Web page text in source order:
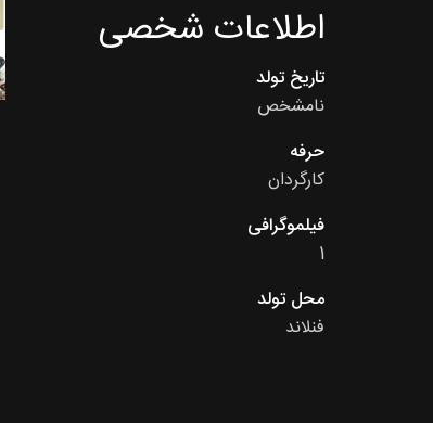
اطلاعات شخصی
تاریخ تولد
نامشخص
حرفه
کارگردان
فیلموگرافی
1
محل تولد
فنلاند